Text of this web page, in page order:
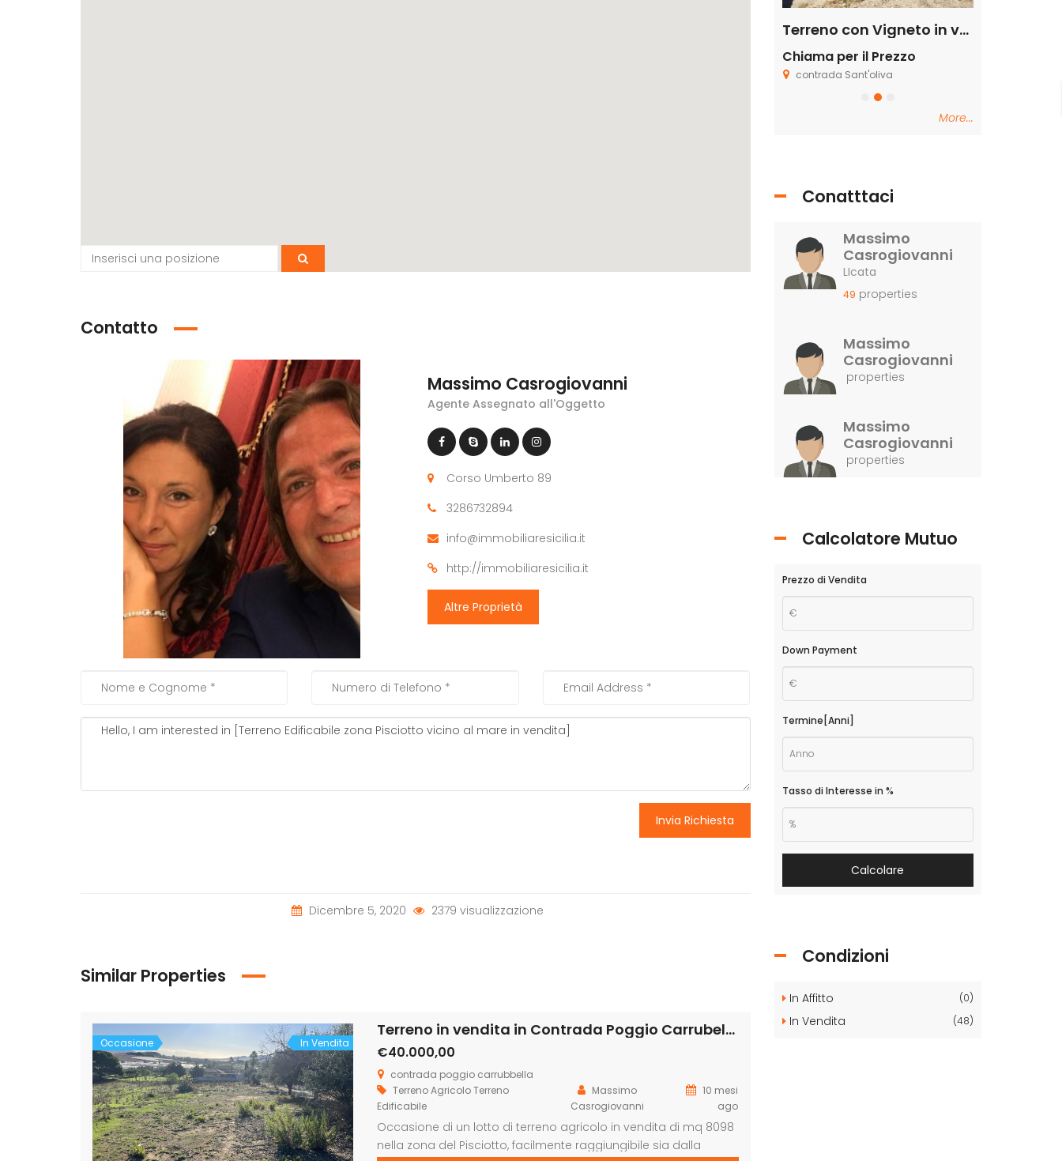
Contatto
Massimo Casrogiovanni
Agente Assegnato all'Oggetto
Corso Umberto 89
3286732894
info@immobiliaresicilia.it
http://immobiliaresicilia.it
Altre Proprietà
Invia Richiesta
Dicembre 5, 2020 2379 visualizzazione
Similar Properties
Occasione In Vendita
Terreno in vendita in Contrada Poggio Carrubella
€40.000,00
contrada poggio carrubbella
Terreno AgricoloTerreno
Edificabile
Massimo
Casrogiovanni
10 mesi
ago
Occasione di un lotto di terreno agricolo in vendita di mq 8098
nella zona del Pisciotto, facilmente raggiungibile sia dalla
Terreno con Vigneto in vendita in contrada sant’ oliva s.n.c., Licata
Chiama per il Prezzo
contrada Sant'oliva
More...
Conatttaci
Massimo
Casrogiovanni
LIcata
49 properties
Massimo
Casrogiovanni
properties
Massimo
Casrogiovanni
properties
Calcolatore Mutuo
Prezzo di Vendita
Down Payment
Termine[Anni]
Tasso di Interesse in %
Calcolare
Condizioni
In Affitto (0)
In Vendita (48)